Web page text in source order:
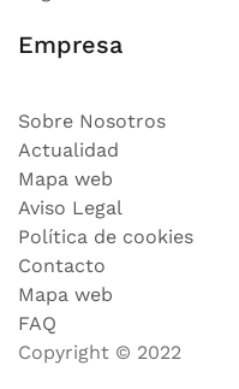
Empresa
Sobre Nosotros
Actualidad
Mapa web
Aviso Legal
Política de cookies
Contacto
Mapa web
FAQ
Copyright © 2022